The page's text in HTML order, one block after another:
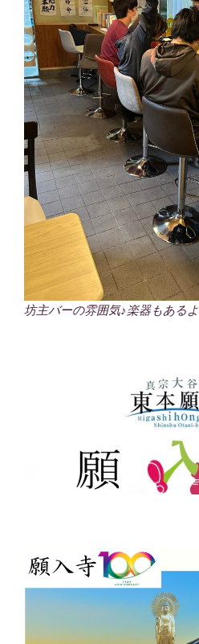
坊主バーの雰囲気♪楽器もあるよ